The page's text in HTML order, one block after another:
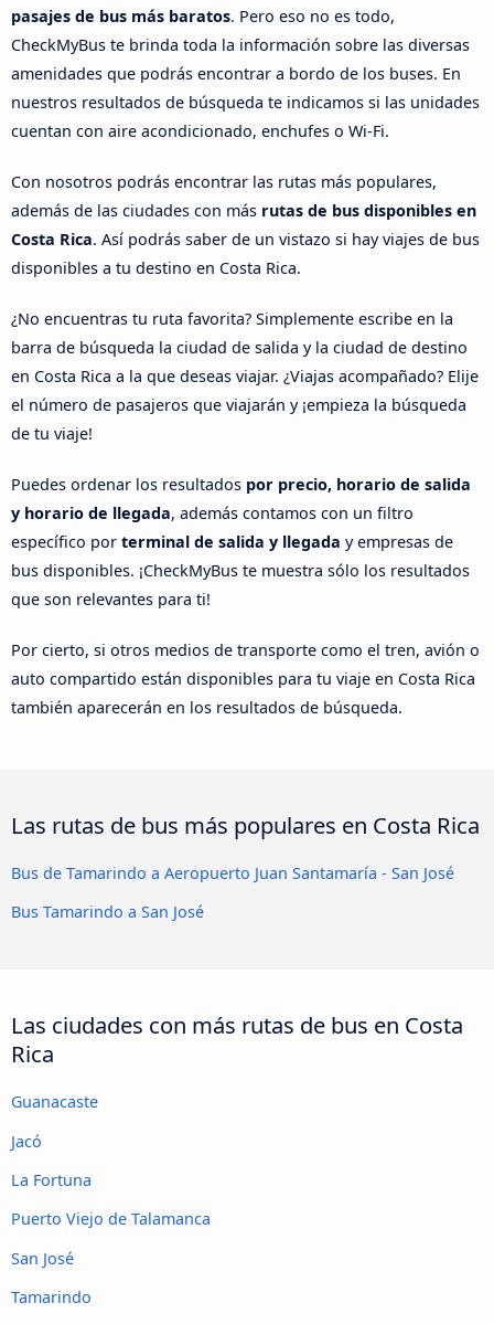
pasajes de bus más baratos. Pero eso no es todo,
CheckMyBus te brinda toda la información sobre las diversas
amenidades que podrás encontrar a bordo de los buses. En
nuestros resultados de búsqueda te indicamos si las unidades
cuentan con aire acondicionado, enchufes o Wi-Fi.
Con nosotros podrás encontrar las rutas más populares,
además de las ciudades con más rutas de bus disponibles en
Costa Rica. Así podrás saber de un vistazo si hay viajes de bus
disponibles a tu destino en Costa Rica.
¿No encuentras tu ruta favorita? Simplemente escribe en la
barra de búsqueda la ciudad de salida y la ciudad de destino
en Costa Rica a la que deseas viajar. ¿Viajas acompañado? Elije
el número de pasajeros que viajarán y ¡empieza la búsqueda
de tu viaje!
Puedes ordenar los resultados por precio, horario de salida
y horario de llegada, además contamos con un filtro
específico por terminal de salida y llegada y empresas de
bus disponibles. ¡CheckMyBus te muestra sólo los resultados
que son relevantes para ti!
Por cierto, si otros medios de transporte como el tren, avión o
auto compartido están disponibles para tu viaje en Costa Rica
también aparecerán en los resultados de búsqueda.
Las rutas de bus más populares en Costa Rica
Bus de Tamarindo a Aeropuerto Juan Santamaría - San José
Bus Tamarindo a San José
Las ciudades con más rutas de bus en Costa
Rica
Guanacaste
Jacó
La Fortuna
Puerto Viejo de Talamanca
San José
Tamarindo